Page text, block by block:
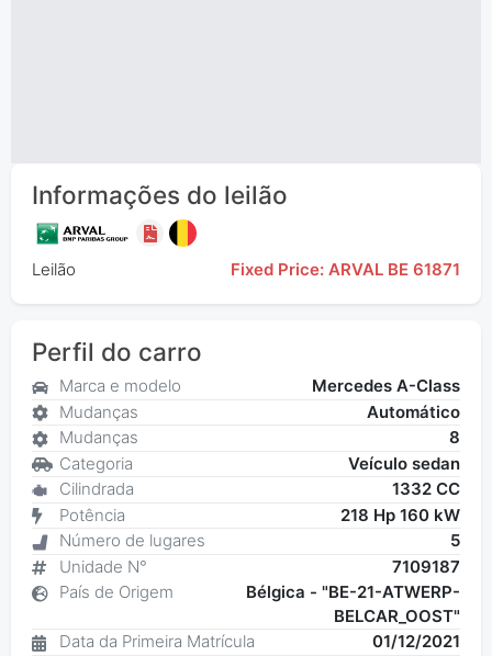
Informações do leilão
Leilão Fixed Price: ARVAL BE 61871
Perfil do carro
Marca e modelo
Mercedes A-Class
Mudanças
Automático
Mudanças
8
Categoria
Veículo sedan
Cilindrada
1332 CC
Potência
218 Hp 160 kW
Número de lugares
5
Unidade N°
7109187
País de Origem
Bélgica - "BE-21-ATWERP-
BELCAR_OOST"
Data da Primeira Matrícula
01/12/2021